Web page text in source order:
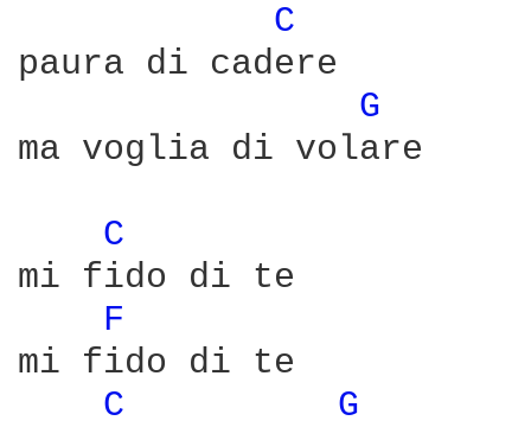
C
paura di cadere
G
ma voglia di volare
C
mi fido di te
F
mi fido di te
C
G